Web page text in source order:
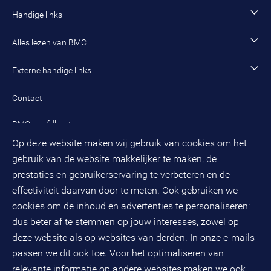
Op deze website maken wij gebruik van cookies om het
gebruik van de website makkelijker te maken, de
prestaties en gebruikerservaring te verbeteren en de
effectiviteit daarvan door te meten. Ook gebruiken we
cookies om de inhoud en advertenties te personaliseren:
dus beter af te stemmen op jouw interesses, zowel op
deze website als op websites van derden. In onze e-mails
passen we dit ook toe. Voor het optimaliseren van
Werken als managing consultant
Ons werk
Onze cultuur en organisatie
Onze organisatie
Handige links
Algemeen contact
Inloggen mijn BMC
Meest gestelde vragen mijn BMC
Evenementen
Alles lezen van BMC
Alle artikelen
Externe handige links
Public spirit
Contact
BMC hoofdkantoor
(033) 496 52 00
Databankweg 26 D
3821 ALAmersfoort
Postbus 490
3800 AL Amersfoort
KvK-nummer: 32078667
BTW-nummer: NL808663598B01